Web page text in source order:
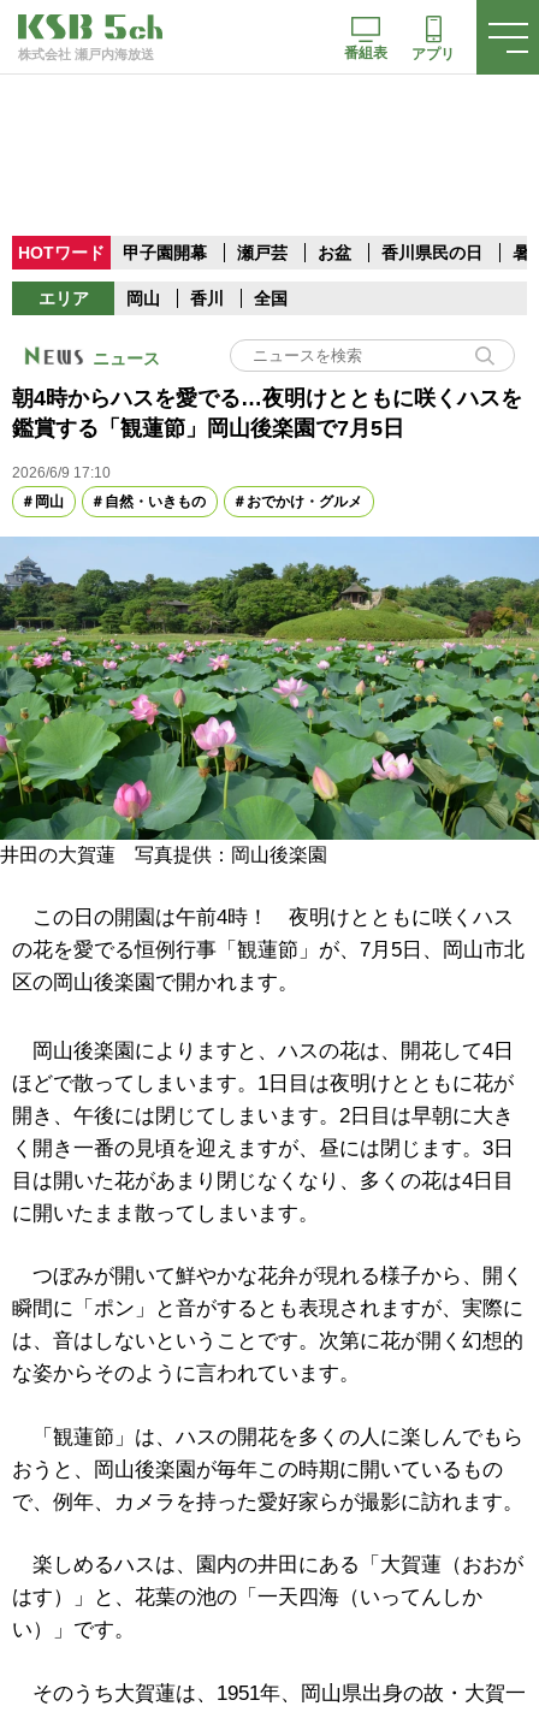
株式会社 瀬戸内海放送 番組表 アプリ
HOTワード 甲子園開幕 瀬戸芸 お盆 香川県民の日 暑
エリア 岡山 香川 全国
ニュース
朝4時からハスを愛でる…夜明けとともに咲くハスを
鑑賞する「観蓮節」岡山後楽園で7月5日
2026/6/9 17:10
岡山
自然・いきもの おでかけ・グルメ
井田の大賀蓮 写真提供：岡山後楽園
この日の開園は午前4時！ 夜明けとともに咲くハス
の花を愛でる恒例行事「観蓮節」が、7月5日、岡山市北
区の岡山後楽園で開かれます。
岡山後楽園によりますと、ハスの花は、開花して4日
ほどで散ってしまいます。1日目は夜明けとともに花が
開き、午後には閉じてしまいます。2日目は早朝に大き
く開き一番の見頃を迎えますが、昼には閉じます。3日
目は開いた花があまり閉じなくなり、多くの花は4日目
に開いたまま散ってしまいます。
つぼみが開いて鮮やかな花弁が現れる様子から、開く
瞬間に「ポン」と音がするとも表現されますが、実際に
は、音はしないということです。次第に花が開く幻想的
な姿からそのように言われています。
「観蓮節」は、ハスの開花を多くの人に楽しんでもら
おうと、岡山後楽園が毎年この時期に開いているもの
で、例年、カメラを持った愛好家らが撮影に訪れます。
楽しめるハスは、園内の井田にある「大賀蓮（おおが
はす）」と、花葉の池の「一天四海（いってんしか
い）」です。
そのうち大賀蓮は、1951年、岡山県出身の故・大賀一